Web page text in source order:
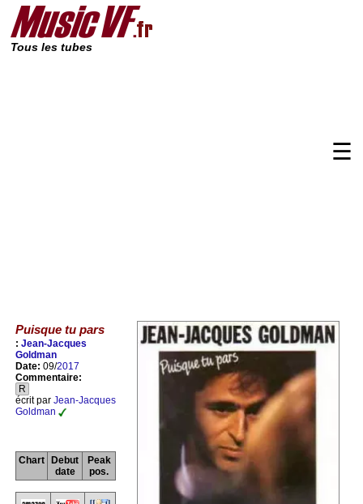
Tous les tubes
☰
Puisque tu pars
: Jean-Jacques
Goldman
Date: 09/2017
Commentaire:
R
écrit par Jean-Jacques
Goldman
Chart
Debut
date
Peak
pos.